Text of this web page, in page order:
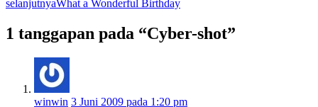
selanjutnyaWhat a Wonderful Birthday
1 tanggapan pada “Cyber-shot”
winwin 3 Juni 2009 pada 1:20 pm